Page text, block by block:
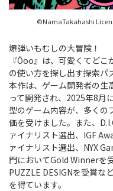
©NamaTakahashi
爆弾いもむしの大冒険！
『Öoo』は、可愛くてど
の使い方を探し出す探索パ
本作は、ゲーム開発者の生
って開発され、2025年8月
型のゲーム内容が、多くの
価を受けました。また、
ァイナリスト選出、IGF
ァイナリスト選出、NYX
門においてGold Winnerを
PUZZLE DESIGNを受賞な
を得ています。